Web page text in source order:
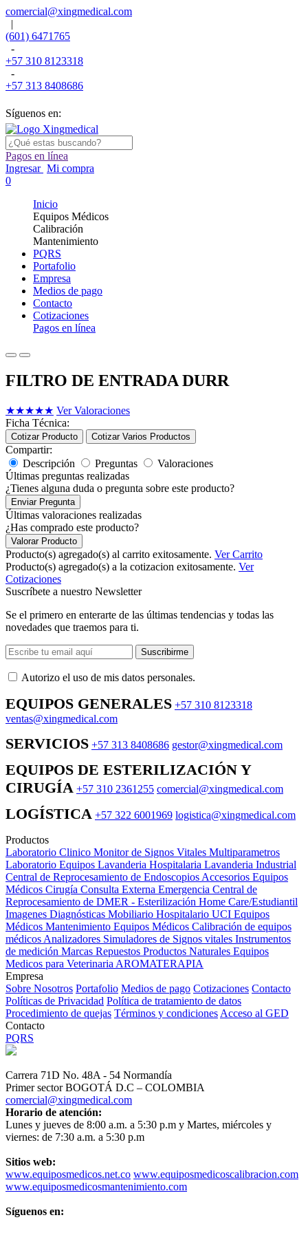
comercial@xingmedical.com
|
(601) 6471765
-
+57 310 8123318
-
+57 313 8408686
Síguenos en:
Pagos en línea
Ingresar Mi compra
0
Inicio
Equipos Médicos
Calibración
Mantenimiento
PQRS
Portafolio
Empresa
Medios de pago
Contacto
Cotizaciones
Pagos en línea
FILTRO DE ENTRADA DURR
★★★★★ Ver Valoraciones
Ficha Técnica:
Cotizar Producto Cotizar Varios Productos
Compartir:
Descripción
Preguntas
Valoraciones
Últimas preguntas realizadas
¿Tienes alguna duda o pregunta sobre este producto?
Enviar Pregunta
Últimas valoraciones realizadas
¿Has comprado este producto?
Valorar Producto
Producto(s) agregado(s) al carrito exitosamente. Ver Carrito
Producto(s) agregado(s) a la cotizacion exitosamente. Ver
Cotizaciones
Suscríbete a nuestro Newsletter
Se el primero en enterarte de las últimas tendencias y todas las
novedades que traemos para ti.
Suscribirme
Autorizo ​​el uso de mis datos personales.
EQUIPOS GENERALES +57 310 8123318
ventas@xingmedical.com
SERVICIOS +57 313 8408686 gestor@xingmedical.com
EQUIPOS DE ESTERILIZACIÓN Y
CIRUGÍA +57 310 2361255 comercial@xingmedical.com
LOGÍSTICA +57 322 6001969 logistica@xingmedical.com
Productos
Laboratorio Clinico Monitor de Signos Vitales Multiparametros
Laboratorio Equipos Lavanderia Hospitalaria Lavanderia Industrial
Central de Reprocesamiento de Endoscopios Accesorios Equipos
Médicos Cirugía Consulta Externa Emergencia Central de
Reprocesamiento de DMER - Esterilización Home Care/Estudiantil
Imagenes Diagnósticas Mobiliario Hospitalario UCI Equipos
Médicos Mantenimiento Equipos Médicos Calibración de equipos
médicos Analizadores Simuladores de Signos vitales Instrumentos
de medición Marcas Repuestos Productos Naturales Equipos
Medicos para Veterinaria AROMATERAPIA
Empresa
Sobre Nosotros Portafolio Medios de pago Cotizaciones Contacto
Políticas de Privacidad Política de tratamiento de datos
Procedimiento de quejas Términos y condiciones Acceso al GED
Contacto
PQRS
Carrera 71D No. 48A - 54 Normandía
Primer sector BOGOTÁ D.C – COLOMBIA
comercial@xingmedical.com
Horario de atención:
Lunes y jueves de 8:00 a.m. a 5:30 p.m y Martes, miércoles y
viernes: de 7:30 a.m. a 5:30 p.m
Sitios web:
www.equiposmedicos.net.co www.equiposmedicoscalibracion.com
www.equiposmedicosmantenimiento.com
Síguenos en: